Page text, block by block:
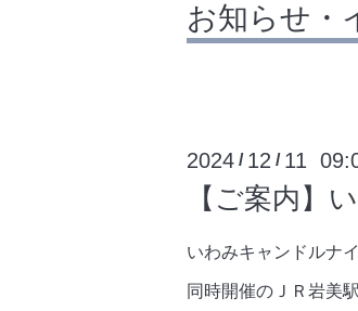
お知らせ・
2024 / 12 / 11
【ご案内】
いわみキャンドルナ
同時開催のＪＲ岩美